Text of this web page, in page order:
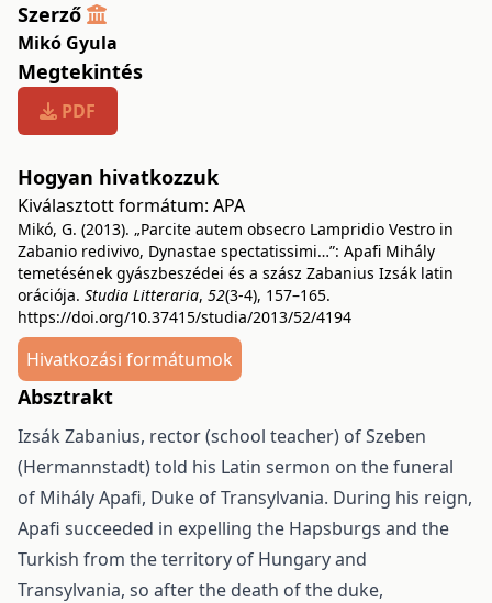
Szerző
Mikó Gyula
Megtekintés
PDF
Hogyan hivatkozzuk
Kiválasztott formátum: APA
Mikó, G. (2013). „Parcite autem obsecro Lampridio Vestro in
Zabanio redivivo, Dynastae spectatissimi…”: Apafi Mihály
temetésének gyászbeszédei és a szász Zabanius Izsák latin
orációja. Studia Litteraria, 52(3-4), 157–165.
https://doi.org/10.37415/studia/2013/52/4194
Hivatkozási formátumok
Absztrakt
Izsák Zabanius, rector (school teacher) of Szeben
(Hermannstadt) told his Latin sermon on the funeral
of Mihály Apafi, Duke of Transylvania. During his reign,
Apafi succeeded in expelling the Hapsburgs and the
Turkish from the territory of Hungary and
Transylvania, so after the death of the duke,